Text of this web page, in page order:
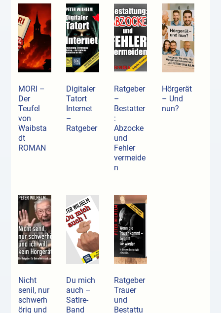
MORI –
Der
Teufel
von
Waibsta
dt
ROMAN
Digitaler
Tatort
Internet
–
Ratgeber
Ratgeber
–
Bestatter
:
Abzocke
und
Fehler
vermeide
n
Hörgerät
– Und
nun?
Nicht
senil, nur
schwerh
örig und
Du mich
auch –
Satire-
Band
Ratgeber
Trauer
und
Bestattu